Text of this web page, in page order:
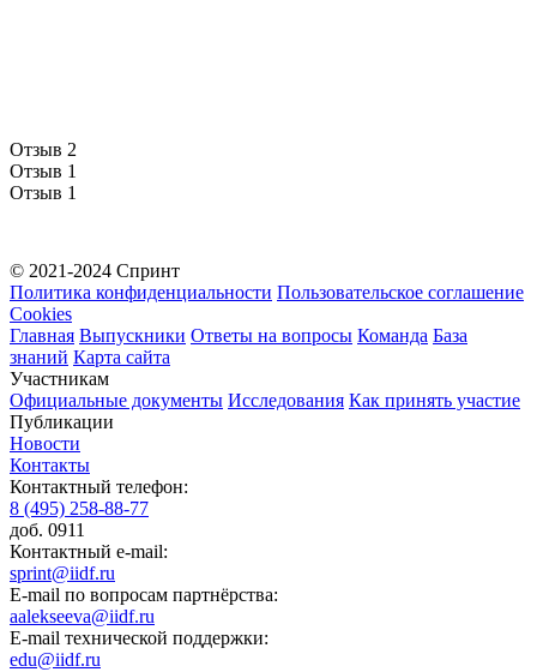
Отзыв 2
Отзыв 1
Отзыв 1
© 2021-2024 Спринт
Политика конфиденциальности Пользовательское соглашение
Cookies
Главная Выпускники Ответы на вопросы Команда База
знаний Карта сайта
Участникам
Официальные документы Исследования Как принять участие
Публикации
Новости
Контакты
Контактный телефон:
8 (495) 258-88-77
доб. 0911
Контактный e-mail:
sprint@iidf.ru
E-mail по вопросам партнёрства:
aalekseeva@iidf.ru
E-mail технической поддержки:
edu@iidf.ru